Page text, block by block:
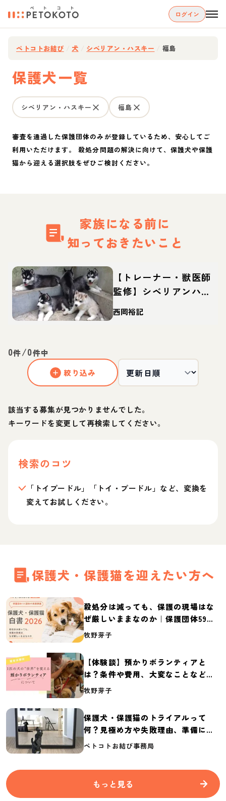
ログイン
ペトコトお結び 犬 シベリアン・ハスキー 福島
保護犬一覧
シベリアン・ハスキー 福島
審査を通過した保護団体のみが登録しているため、安心してご
利用いただけます。 殺処分問題の解決に向けて、保護犬や保護
猫から迎える選択肢をぜひご検討ください。
家族になる前に
知っておきたいこと
【トレーナー・獣医師
監修】シベリアンハス
キーってどんな犬？性
格・特徴・育て方・迎
西岡裕記
0件/0件中
絞り込み
該当する募集が見つかりませんでした。
キーワードを変更して再検索してください。
検索のコツ
「トイプードル」「トイ・プードル」など、変換を
変えてお試しください。
保護犬・保護猫を迎えたい方へ
殺処分は減っても、保護の現場はな
ぜ厳しいままなのか｜保護団体59団
体の実態調査【保護犬・保護猫白書
牧野芽子
【体験談】預かりボランティアと
は？条件や費用、大変なことなど紹
介
牧野芽子
保護犬・保護猫のトライアルって
何？見極め方や失敗理由、準備に必
要なものを紹介
ペトコトお結び事務局
もっと見る